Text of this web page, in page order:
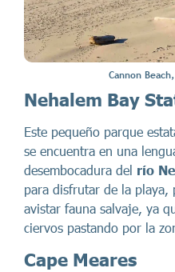
Cannon
Nehalem Bay
Este pequeño parque
se encuentra en una
desembocadura del río
para disfrutar de la playa,
avistar fauna salvaje, ya
ciervos pastando por la
Cape Meares